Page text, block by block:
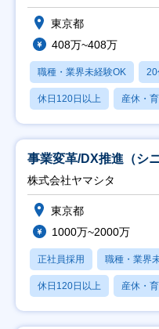
東京都
408万~408万
職種・業界未経験OK 20
休日120日以上 産休・
事業変革/DX推進（シ
株式会社ヤマシタ
東京都
1000万~2000万
正社員採用 職種・業界
休日120日以上 産休・